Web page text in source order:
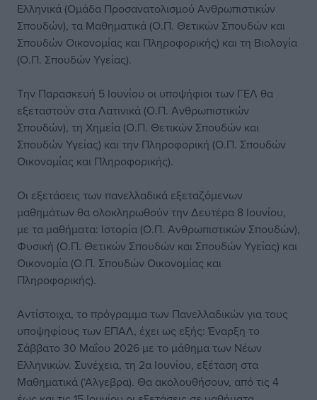
Ελληνικά (Ομάδα Προσανατολισμού Ανθρωπιστικών
Σπουδών), τα Μαθηματικά (Ο.Π. Θετικών Σπουδών και
Σπουδών Οικονομίας και Πληροφορικής) και τη Βιολογία
(Ο.Π. Σπουδών Υγείας).
Την Παρασκευή 5 Ιουνίου οι υποψήφιοι των ΓΕΛ θα
εξεταστούν στα Λατινικά (Ο.Π. Ανθρωπιστικών
Σπουδών), τη Χημεία (Ο.Π. Θετικών Σπουδών και
Σπουδών Υγείας) και την Πληροφορική (Ο.Π. Σπουδών
Οικονομίας και Πληροφορικής).
Οι εξετάσεις των πανελλαδικά εξεταζόμενων
μαθημάτων θα ολοκληρωθούν την Δευτέρα 8 Ιουνίου,
με τα μαθήματα: Ιστορία (Ο.Π. Ανθρωπιστικών Σπουδών),
Φυσική (Ο.Π. Θετικών Σπουδών και Σπουδών Υγείας) και
Οικονομία (Ο.Π. Σπουδών Οικονομίας και
Πληροφορικής).
Αντίστοιχα, το πρόγραμμα των Πανελλαδικών για τους
υποψηφίους των ΕΠΑΛ, έχει ως εξής: Έναρξη το
Σάββατο 30 Μαΐου 2026 με το μάθημα των Νέων
Ελληνικών. Συνέχεια, τη 2α Ιουνίου, εξέταση στα
Μαθηματικά (‘Αλγεβρα). Θα ακολουθήσουν, από τις 4